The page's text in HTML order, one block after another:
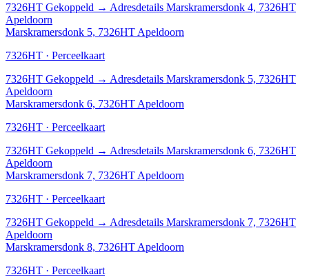
7326HT Gekoppeld → Adresdetails Marskramersdonk 4, 7326HT
Apeldoorn
Marskramersdonk 5, 7326HT Apeldoorn
7326HT · Perceelkaart
7326HT Gekoppeld → Adresdetails Marskramersdonk 5, 7326HT
Apeldoorn
Marskramersdonk 6, 7326HT Apeldoorn
7326HT · Perceelkaart
7326HT Gekoppeld → Adresdetails Marskramersdonk 6, 7326HT
Apeldoorn
Marskramersdonk 7, 7326HT Apeldoorn
7326HT · Perceelkaart
7326HT Gekoppeld → Adresdetails Marskramersdonk 7, 7326HT
Apeldoorn
Marskramersdonk 8, 7326HT Apeldoorn
7326HT · Perceelkaart